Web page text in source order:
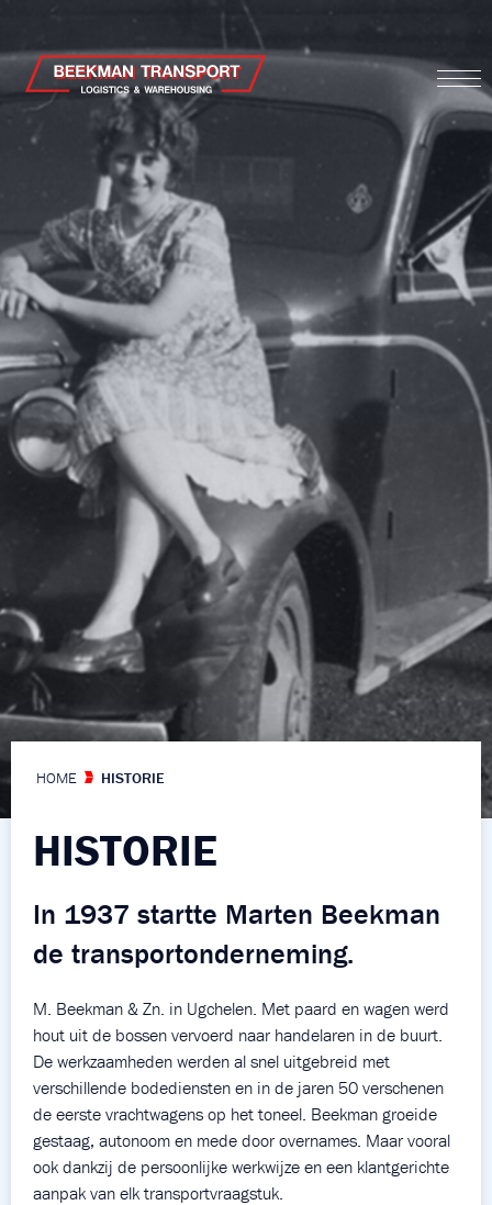
HOME HISTORIE
HISTORIE
In 1937 startte Marten Beekman
de transportonderneming.
M. Beekman & Zn. in Ugchelen. Met paard en wagen werd
hout uit de bossen vervoerd naar handelaren in de buurt.
De werkzaamheden werden al snel uitgebreid met
verschillende bodediensten en in de jaren 50 verschenen
de eerste vrachtwagens op het toneel. Beekman groeide
gestaag, autonoom en mede door overnames. Maar vooral
ook dankzij de persoonlijke werkwijze en een klantgerichte
aanpak van elk transportvraagstuk.